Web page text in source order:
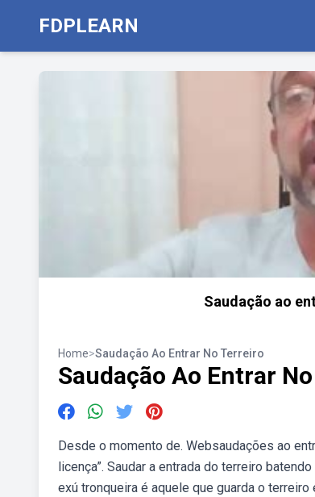
FDPLEARN
Saudação ao
Home>Saudação Ao Entrar No Terreiro
Saudação Ao Entrar
Desde o momento de. Websaudações ao
licença”. Saudar a entrada do terreiro
exú tronqueira é aquele que guarda o